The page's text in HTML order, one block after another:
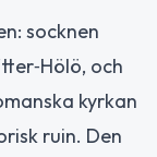
socknen
och
kyrkan
ruin. Den